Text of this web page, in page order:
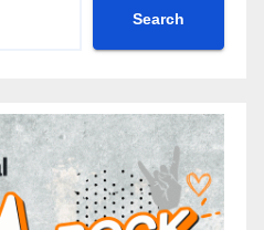
Search